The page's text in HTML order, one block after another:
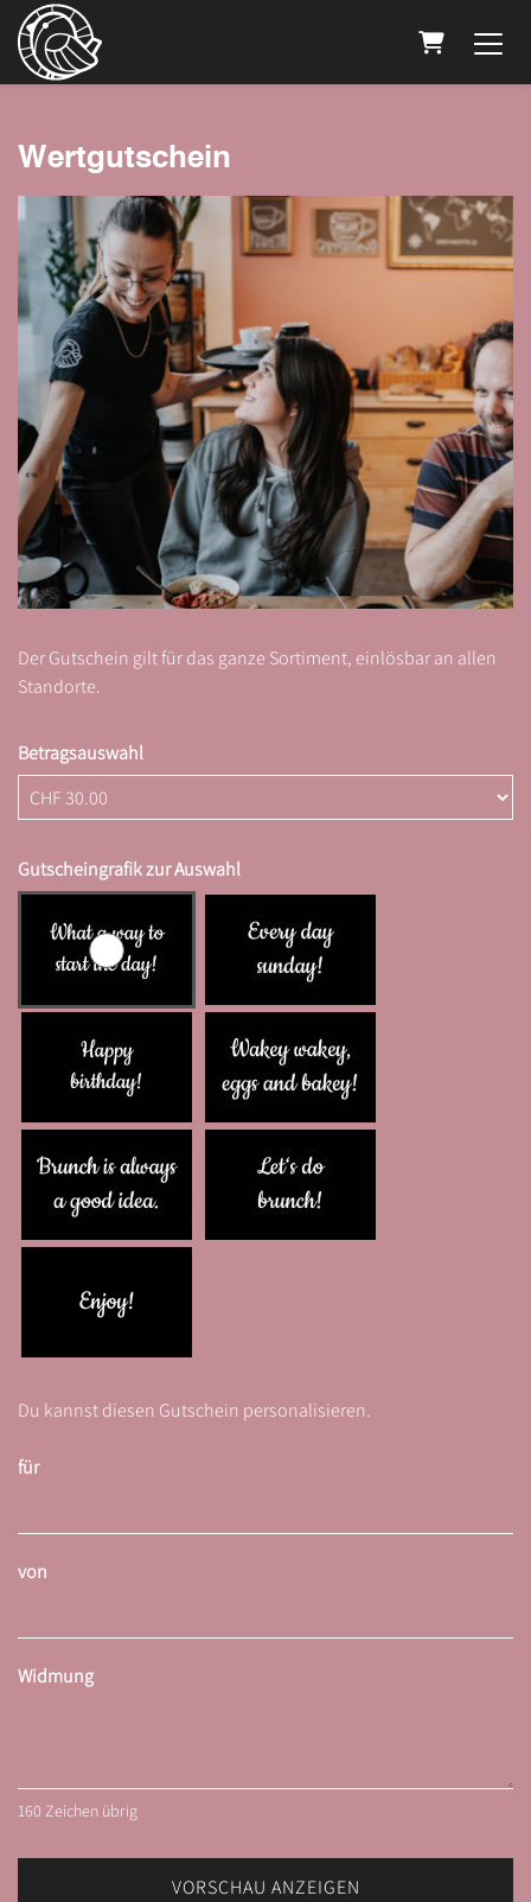
Wertgutschein
Der Gutschein gilt für das ganze Sortiment, einlösbar an allen
Standorte.
Betragsauswahl
Gutscheingrafik zur Auswahl
Du kannst diesen Gutschein personalisieren.
für
von
Widmung
160 Zeichen übrig
VORSCHAU ANZEIGEN